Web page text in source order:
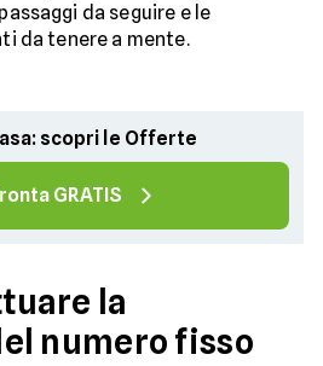
da seguire e le
da tenere a mente.
scopri le Offerte
GRATIS
la
numero fisso